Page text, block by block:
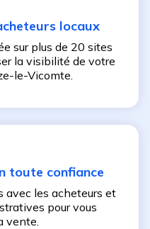
locaux
sur plus de 20 sites
la visibilité de votre
le-Vicomte.
toute confiance
avec les acheteurs et
pour vous
vente.